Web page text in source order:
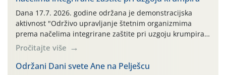
AGRONOM, ALBAUGH TKI* (PINUS […]
Dana 17.7. 2026. godine održana je demonstracijska
aktivnost "Održivo upravljanje štetnim organizmima
prema načelima integrirane zaštite pri uzgoju krumpira"
na pokusnom polju "Poredje", kraj naselja Belica (ARKOD
parcela ID 2445031) (središnji dio Međimurske županije).
Pročitajte više
Održani Dani svete Ane na Pelješcu